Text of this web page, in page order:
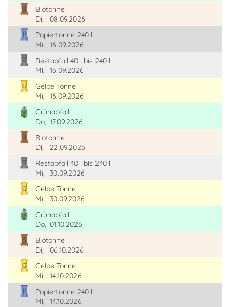
Biotonne
Di,
08.09.2026
Papiertonne 240 l
Mi,
16.09.2026
Restabfall 40 l bis 240 l
Mi,
16.09.2026
Gelbe Tonne
Mi,
16.09.2026
Grünabfall
Do, 17.09.2026
Biotonne
Di,
22.09.2026
Restabfall 40 l bis 240 l
Mi,
30.09.2026
Gelbe Tonne
Mi,
30.09.2026
Grünabfall
Do, 01.10.2026
Biotonne
Di,
06.10.2026
Gelbe Tonne
Mi,
14.10.2026
Papiertonne 240 l
Mi,
14.10.2026